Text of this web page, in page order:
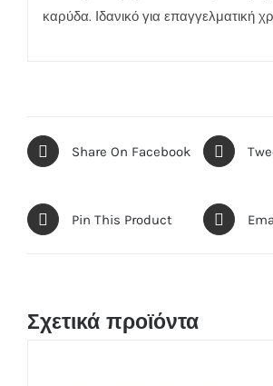
καρύδα. Ιδανικό για επαγγελματική
Share On Facebook
Pin This Product
Σχετικά προϊόντα